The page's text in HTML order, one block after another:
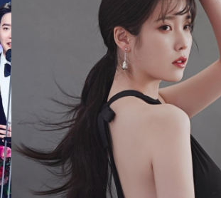
Tháng 12/2022, IU xác nhậnhẹn hò cùng
Suk sau khi Dispatch tung loạt ảnh hẹn hò
nghỉ dưỡng sang trọng ở Nagoya, Nhật Bản.